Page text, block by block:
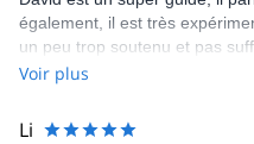
également, il est très
un peu trop soutenu et pas
personnes débutante mais
Voir plus
Li